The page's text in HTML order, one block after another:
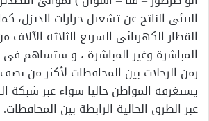
البيئى الناتج عن تشغيل جرارات
القطار الكهربائي السريع الثلاثة
المباشرة وغير المباشرة ، و ستساهم
زمن الرحلات بين المحافظات لأكثر من
يستغرقه المواطن حاليا سواء عبر شبكة
عبر الطرق الحالية الرابطة بين المحافظات.